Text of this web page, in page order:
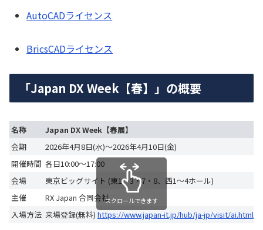
AutoCADライセンス
BricsCADライセンス
「Japan DX Week【春】」の概要
名称
Japan DX Week【春展】
会期
2026年4月8日(水)～2026年4月10日(金)
開催時間 各日10:00～17:00
会場
東京ビッグサイト (東1～3・7・8、西1～4ホール)
主催
RX Japan 合同会社
入場方法 来場登録(無料) https://www.japan-it.jp/hub/ja-jp/visit/ai.html
スクロールできます